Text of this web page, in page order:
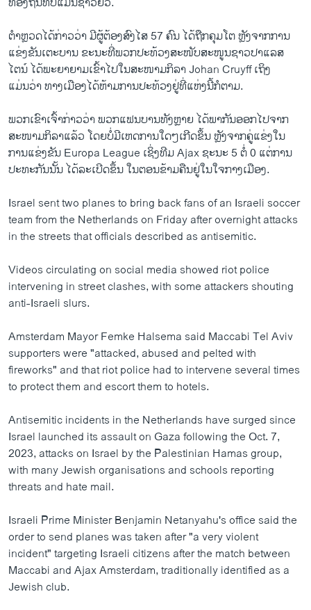
ຕຳຫຼວດໄດ້ກ່າວວ່າ ມີຜູ້ຕ້ອງສົງໄສ 57 ຄົນ ໄດ້ຖືກຄຸມໂຕ ຫຼັງຈາກການ
ແຂ່ງຂັນເຕະບານ ຂະນະທີ່ພວກປະທ້ວງສະໜັບສະໜູນຊາວປາແລສ
ໄຕນ໌ ໄດ້ພະຍາຍາມເຂົ້າໄປໃນສະໜາມກິລາ Johan Cruyff ເຖິງ
ແມ່ນວ່າ ທາງເມືອງໄດ້ຫ້າມການປະທ້ວງຢູ່ທີ່ແຫ່ງນີ້ກໍຕາມ.
ພວກເຂົາເຈົ້າກ່າວວ່າ ພວກແຟນບານທັງຫຼາຍ ໄດ້ພາກັນອອກໄປຈາກ
ສະໜາມກິລາແລ້ວ ໂດຍບໍ່ມີເຫດການໃດໆເກີດຂຶ້ນ ຫຼັງຈາກຄູ່ແຂ່ງໃນ
ການແຂ່ງຂັນ Europa League ເຊິ່ງທີມ Ajax ຊະນະ 5 ຕໍ່ 0 ແຕ່ການ
ປະທະກັນນັ້ນ ໄດ້ລະເບີດຂຶ້ນ ໃນຕອນຂ້າມຄືນຢູ່ໃນໃຈກາງເມືອງ.
Israel sent two planes to bring back fans of an Israeli soccer
team from the Netherlands on Friday after overnight attacks
in the streets that officials described as antisemitic.
Videos circulating on social media showed riot police
intervening in street clashes, with some attackers shouting
anti-Israeli slurs.
Amsterdam Mayor Femke Halsema said Maccabi Tel Aviv
supporters were "attacked, abused and pelted with
fireworks" and that riot police had to intervene several times
to protect them and escort them to hotels.
Antisemitic incidents in the Netherlands have surged since
Israel launched its assault on Gaza following the Oct. 7,
2023, attacks on Israel by the Palestinian Hamas group,
with many Jewish organisations and schools reporting
threats and hate mail.
Israeli Prime Minister Benjamin Netanyahu's office said the
order to send planes was taken after "a very violent
incident" targeting Israeli citizens after the match between
Maccabi and Ajax Amsterdam, traditionally identified as a
Jewish club.